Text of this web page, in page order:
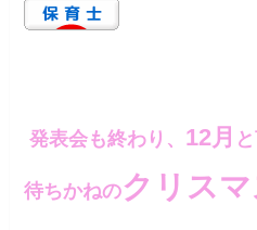
発表会も終わり、 12月
待ちかねのクリス